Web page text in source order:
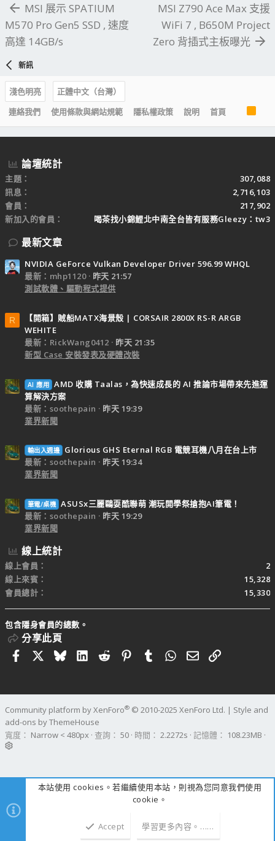
MSI 展示 SPATIUM
M570 Pro Gen5 SSD , 速度
高達 14GB/s
MSI Z790 Ace Max 支援
WiFi 7 , B650M Project
Zero 背插式主板曝光
新訊
淺色明亮
正體中文（台灣）
連絡我們
使用條款與網站規範 隱私權政策 說明 首頁
R
S
S
論壇統計
主題
307,088
訊息
2,716,103
會員
217,902
新加入的會員
喝茶找小錦鯉北中南全台皆有服務Gleezy：tw3
最新文章
NVIDIA GeForce Vulkan Developer Driver 596.99 WHQL
最新：mhp1120
昨天 21:57
測試軟體、驅動程式提供
R
【開箱】賊船MATX海景殼 | CORSAIR 2800X RS-R ARGB
WEHITE
最新：RickWang0412
昨天 21:35
新型 Case 安裝發表及硬體改裝
AI 應用 AMD 收購 Taalas，為快速成長的 AI 推論市場帶來先進運
算解決方案
最新：soothepain
昨天 19:39
業界新聞
輸出入週邊
Glorious GHS Eternal RGB 電競耳機八月在台上市
最新：soothepain
昨天 19:34
業界新聞
筆電/桌機 ASUSx三麗鷗耍酷聯萌 潮玩開學祭搶抱AI筆電！
最新：soothepain
昨天 19:29
業界新聞
線上統計
線上會員
2
線上來賓
15,328
會員總計
15,330
包含隱身會員的總數。
分享此頁
FacebookBlueskyLinkedIn
RedditPinterestTumblrWhatsApp
電子郵件
連結
Community platform by XenForo® © 2010-2025 XenForo Ltd. | Style and
add-ons by ThemeHouse
寬度
查詢 50 時間 2.2272s 記憶體 108.23MB
本站使用 cookies。若繼續使用本站，則視為您同意我們使用
cookie。
Accept 學習更多內容。……